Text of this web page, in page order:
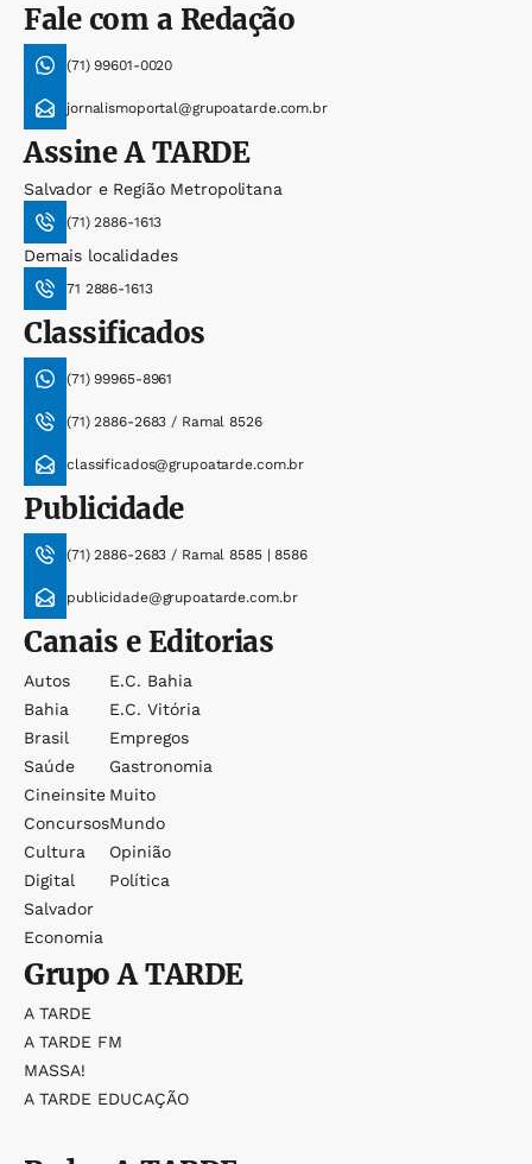
Fale com a Redação
(71) 99601-0020
jornalismoportal@grupoatarde.com.br
AssineA TARDE
Salvador e Região Metropolitana
(71) 2886-1613
Demais localidades
71 2886-1613
Classificados
(71) 99965-8961
(71) 2886-2683 / Ramal 8526
classificados@grupoatarde.com.br
Publicidade
(71) 2886-2683 / Ramal 8585 | 8586
publicidade@grupoatarde.com.br
Canais e Editorias
Autos
Bahia
Brasil
Saúde
Cineinsite
Concursos
Cultura
Digital
Salvador
Economia
E.c. Bahia
E.c. Vitória
Empregos
Gastronomia
Muito
Mundo
Opinião
Política
GrupoA TARDE
A TARDE
A TARDE FM
MASSA!
A TARDE EDUCAÇÃO